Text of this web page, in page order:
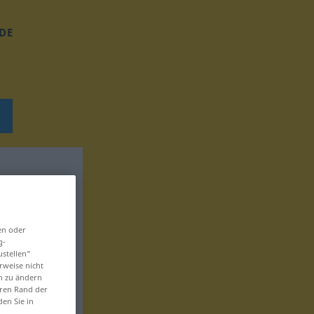
DE
oder
nicht
zu ändern
Rand der
Sie in